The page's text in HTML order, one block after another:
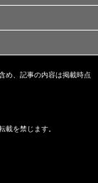
め、記事の内容は掲載時点
載を禁じます。